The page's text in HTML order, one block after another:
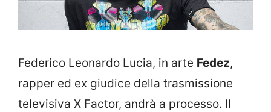
Federico Leonardo Lucia, in arte Fedez,
rapper ed ex giudice della trasmissione
televisiva X Factor, andrà a processo. Il